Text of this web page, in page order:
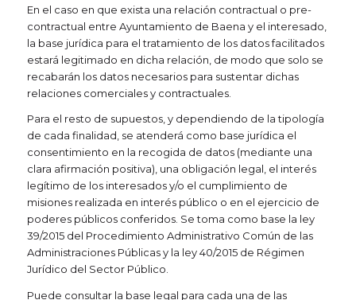
En el caso en que exista una relación contractual o pre-
contractual entre Ayuntamiento de Baena y el interesado,
la base jurídica para el tratamiento de los datos facilitados
estará legitimado en dicha relación, de modo que solo se
recabarán los datos necesarios para sustentar dichas
relaciones comerciales y contractuales.
Para el resto de supuestos, y dependiendo de la tipología
de cada finalidad, se atenderá como base jurídica el
consentimiento en la recogida de datos (mediante una
clara afirmación positiva), una obligación legal, el interés
legítimo de los interesados y/o el cumplimiento de
misiones realizada en interés público o en el ejercicio de
poderes públicos conferidos. Se toma como base la ley
39/2015 del Procedimiento Administrativo Común de las
Administraciones Públicas y la ley 40/2015 de Régimen
Jurídico del Sector Público.
Puede consultar la base legal para cada una de las